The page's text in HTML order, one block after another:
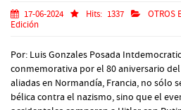
17-06-2024 Hits: 1337 OTROS
Edición
Por: Luis Gonzales Posada
conmemorativa por el 80 aniversario
aliadas en Normandía, Francia, no sólo
bélica contra el nazismo, sino que el